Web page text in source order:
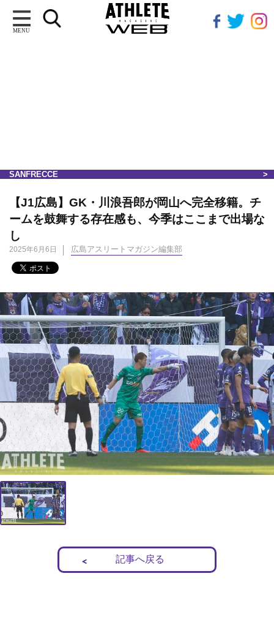
MENU
SANFRECCE
【J1広島】GK・川浪吾郎が岡山へ完全移籍。チ
ームを鼓舞する存在感も、今季はここまで出場な
し
2025年6月6日 広島アスリートマガジン編集部
記事へ戻る